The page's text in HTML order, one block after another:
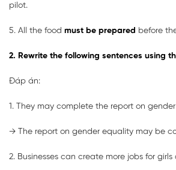
pilot.
5. All the food must be prepared before
2. Rewrite the following sentences using
Đáp án:
1. They may complete the report on
→ The report on gender equality may be
2. Businesses can create more jobs for